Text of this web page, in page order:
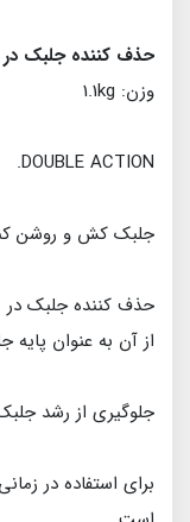
حذف کننده جلبک در
وزن: 1.1kg
DOUBLE ACTION.
جلبک کش و روشن
حذف كننده جلبك در
از آن به عنوان
جلوگیري از رشد
برای استفاده در